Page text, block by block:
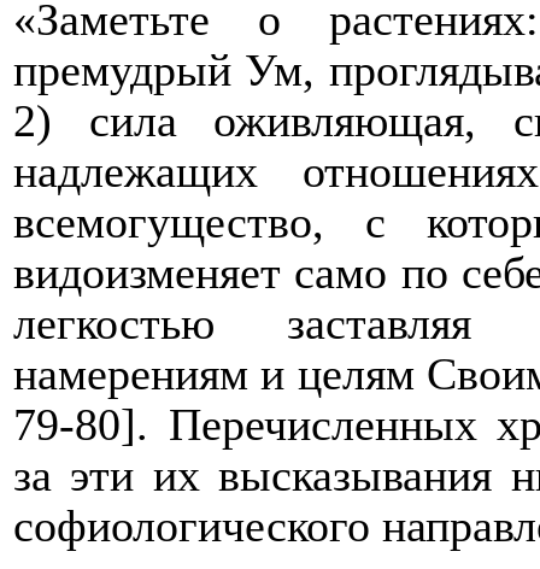
«Заметьте о
премудрый Ум,
2) сила оживляющая,
надлежащих
всемогущество, с
видоизменяет само по
легкостью
намерениям и целям
79-80]. Перечисленных
за эти их высказывания
софиологического